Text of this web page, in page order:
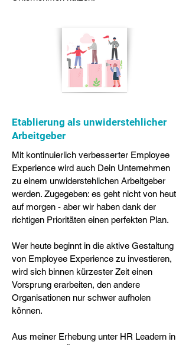
Etablierung als unwiderstehlicher
Arbeitgeber
Mit kontinuierlich verbesserter Employee
Experience wird auch Dein Unternehmen
zu einem unwiderstehlichen Arbeitgeber
werden. Zugegeben: es geht nicht von heut
auf morgen - aber wir haben dank der
richtigen Prioritäten einen perfekten Plan.
Wer heute beginnt in die aktive Gestaltung
von Employee Experience zu investieren,
wird sich binnen kürzester Zeit einen
Vorsprung erarbeiten, den andere
Organisationen nur schwer aufholen
können.
Aus meiner Erhebung unter HR Leadern in